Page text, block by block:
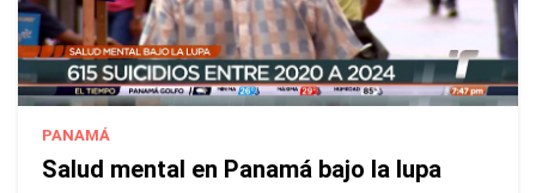
PANAMÁ
Salud mental en Panamá bajo la lupa